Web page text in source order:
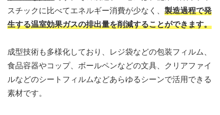
スチックに比べてエネルギー消費が少なく、 製造過程で発
生する温室効果ガスの排出量を削減することができます。
成型技術も多様化しており、レジ袋などの包装フィルム、
食品容器やコップ、ボールペンなどの文具、クリアファイ
ルなどのシートフィルムなどあらゆるシーンで活用できる
素材です。